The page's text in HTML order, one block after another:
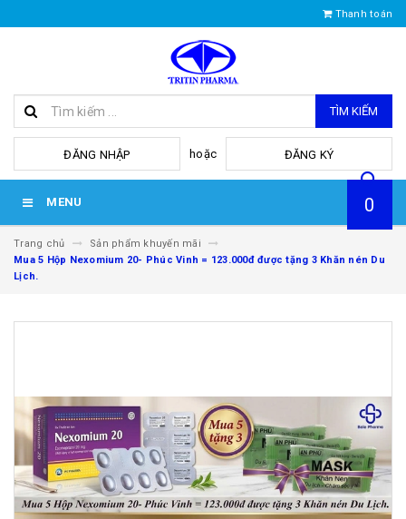
Thanh toán
TÌM KIẾM
ĐĂNG NHẬP hoặc ĐĂNG KÝ
MENU 0
Trang chủ
Sản phẩm khuyến mãi
Mua 5 Hộp Nexomium 20- Phúc Vinh = 123.000đ được tặng 3 Khăn nén Du
Lịch.